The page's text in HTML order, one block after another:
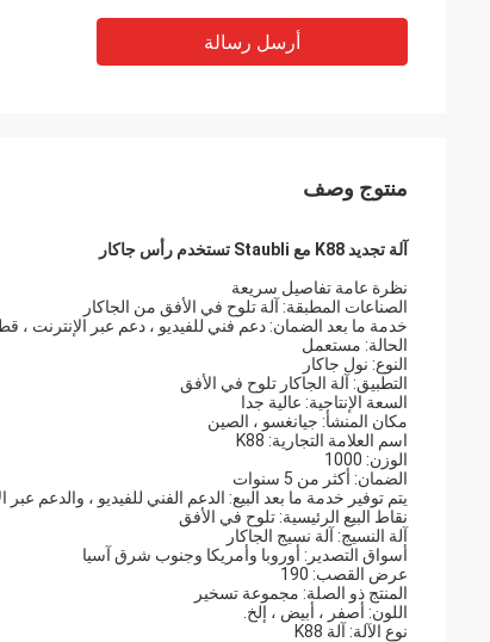
أرسل رسالة
منتوج وصف
آلة تجديد K88 مع Staubli تستخدم رأس جاكار
نظرة عامة تفاصيل سريعة
الصناعات المطبقة: آلة تلوح في الأفق من الجاكار
خدمة ما بعد الضمان: دعم فني للفيديو ، دعم عبر الإنترنت ،
الحالة: مستعمل
النوع: نول جاكار
التطبيق: آلة الجاكار تلوح في الأفق
السعة الإنتاجية: عالية جدا
مكان المنشأ: جيانغسو ، الصين
اسم العلامة التجارية: K88
الوزن: 1000
الضمان: أكثر من 5 سنوات
يتم توفير خدمة ما بعد البيع: الدعم الفني للفيديو ، والدعم عبر
نقاط البيع الرئيسية: تلوح في الأفق
آلة النسيج: آلة نسيج الجاكار
أسواق التصدير: أوروبا وأمريكا وجنوب شرق آسيا
عرض القصب: 190
المنتج ذو الصلة: مجموعة تسخير
اللون: أصفر ، أبيض ، إلخ.
نوع الآلة: آلة K88